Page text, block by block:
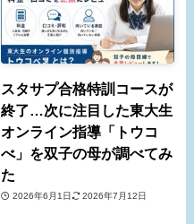
スタサプ合格特訓コースが
終了…次に注目した東大生
オンライン指導「トウコ
べ」を双子の母が調べてみ
た
2026年6月1日 2026年7月12日